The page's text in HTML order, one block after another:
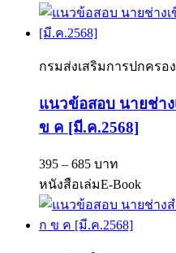
กรมส่งเสริมการปกครอ
แนวข้อสอบ นายช่า
ข ค [มี.ค.2568]
395 – 685 บาท
หนังสือเล่มE-Book